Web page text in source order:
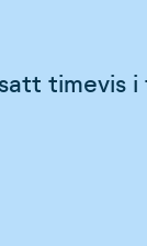
timevis